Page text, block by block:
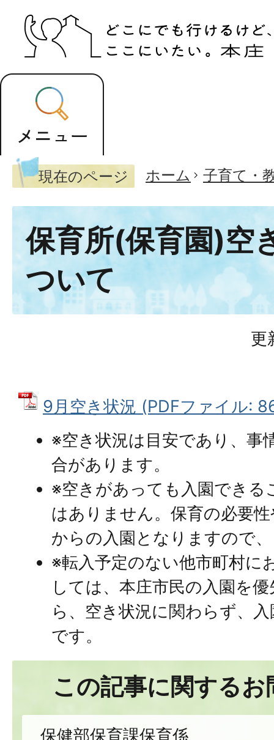
現在のページ ホーム 子育て・
保育所(保育園)空
ついて
更
9月空き状況 (PDFファイル:
※空き状況は目安であり、事
合があります。
※空きがあっても入園できる
はありません。保育の必要
からの入園となりますので
※転入予定のない他市町村に
しては、本庄市民の入園を
ら、空き状況に関わらず、
です。
この記事に関する
保健部保育課保育係